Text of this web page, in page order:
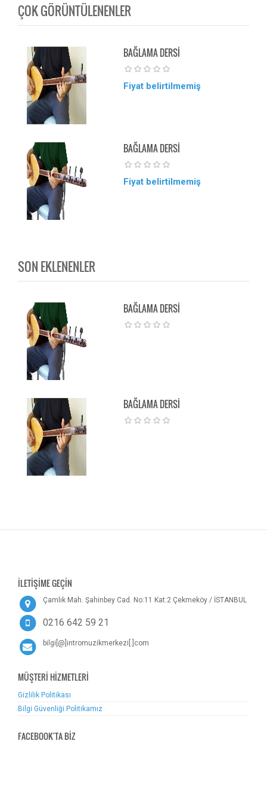
ÇOK GÖRÜNTÜLENENLER
BAĞLAMA DERSİ
Fiyat belirtilmemiş
BAĞLAMA DERSİ
Fiyat belirtilmemiş
SON EKLENENLER
BAĞLAMA DERSİ
BAĞLAMA DERSİ
İLETİŞİME GEÇİN
Çamlık Mah. Şahinbey Cad. No:11 Kat:2 Çekmeköy / İSTANBUL
0216 642 59 21
bilgi[@]intromuzikmerkezi[.]com
MÜŞTERİ HİZMETLERİ
Gizlilik Politikası
Bilgi Güvenliği Politikamız
FACEBOOK'TA BİZ